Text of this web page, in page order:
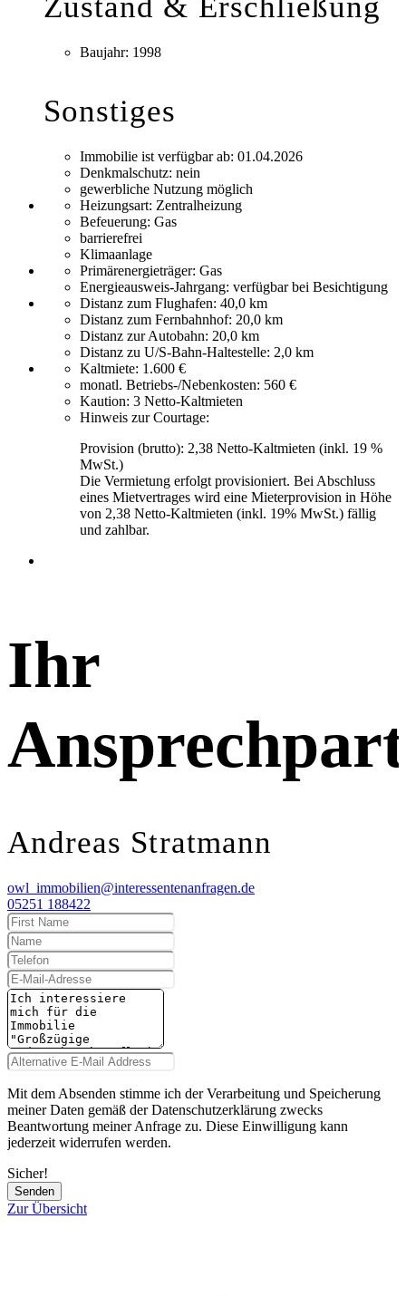
Baujahr: 1998
Sonstiges
Immobilie ist verfügbar ab: 01.04.2026
Denkmalschutz: nein
gewerbliche Nutzung möglich
Heizungsart: Zentralheizung
Befeuerung: Gas
barrierefrei
Klimaanlage
Primärenergieträger: Gas
Energieausweis-Jahrgang: verfügbar bei Besichtigung
Distanz zum Flughafen: 40,0 km
Distanz zum Fernbahnhof: 20,0 km
Distanz zur Autobahn: 20,0 km
Distanz zu U/S-Bahn-Haltestelle: 2,0 km
Kaltmiete: 1.600 €
monatl. Betriebs-/Nebenkosten: 560 €
Kaution: 3 Netto-Kaltmieten
Hinweis zur Courtage:
Provision (brutto): 2,38 Netto-Kaltmieten (inkl. 19 %
MwSt.)
Die Vermietung erfolgt provisioniert. Bei Abschluss
eines Mietvertrages wird eine Mieterprovision in Höhe
von 2,38 Netto-Kaltmieten (inkl. 19% MwSt.) fällig
und zahlbar.
Ihr
Andreas Stratmann
owl_immobilien@interessentenanfragen.de
05251 188422
Mit dem Absenden stimme ich der Verarbeitung und Speicherung
meiner Daten gemäß der Datenschutzerklärung zwecks
Beantwortung meiner Anfrage zu. Diese Einwilligung kann
jederzeit widerrufen werden.
Sicher!
Senden
Zur Übersicht